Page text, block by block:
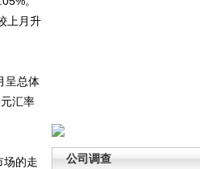
公司调查
上月升
呈总体
汇率
的走